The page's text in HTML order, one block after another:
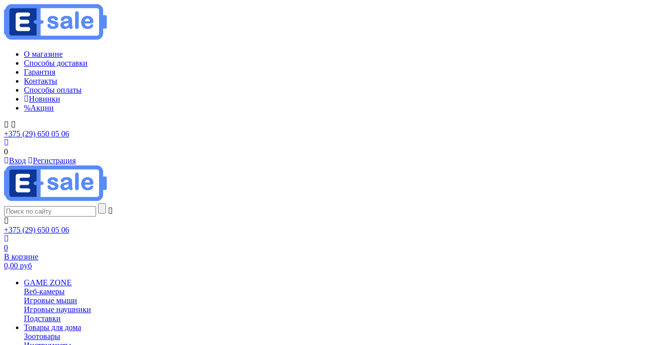
О магазине
Способы доставки
Гарантия
Контакты
Способы оплаты
Новинки
%Акции
+375 (29) 650 05 06
0
Вход
Регистрация
+375 (29) 650 05 06
0
В корзине
0,00 руб
GAME ZONE
Веб-камеры
Игровые мыши
Игровые наушники
Подставки
Товары для дома
Зоотовары